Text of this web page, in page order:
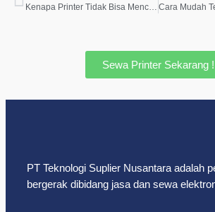
Sewa Printer Sekarang !
PT Teknologi Suplier Nusantara adalah
bergerak dibidang jasa dan sewa